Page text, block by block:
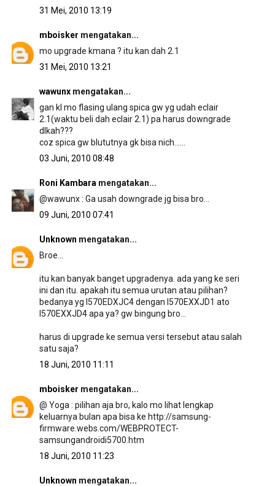
31 Mei, 2010 13:19
mboisker mengatakan...
mo upgrade kmana ? itu kan dah 2.1
31 Mei, 2010 13:21
wawunxmengatakan...
gan kl mo flasing ulang spica gw yg udah eclair
2.1(waktu beli dah eclair 2.1) pa harus downgrade
dlkah???
coz spica gw blututnya gk bisa nich......
03 Juni, 2010 08:48
Roni Kambara mengatakan...
@wawunx : Ga usah downgrade jg bisa bro...
09 Juni, 2010 07:41
Unknown mengatakan...
Broe...
itu kan banyak banget upgradenya. ada yang ke seri
ini dan itu. apakah itu semua urutan atau pilihan?
bedanya yg I570EDXJC4 dengan I570EXXJD1 ato
I570EXXJD4 apa ya? gw bingung bro...
harus di upgrade ke semua versi tersebut atau salah
satu saja?
18 Juni, 2010 11:11
mboisker mengatakan...
@ Yoga : pilihan aja bro, kalo mo lihat lengkap
keluarnya bulan apa bisa ke http://samsung-
firmware.webs.com/WEBPROTECT-
samsungandroidi5700.htm
18 Juni, 2010 11:23
Unknown mengatakan...